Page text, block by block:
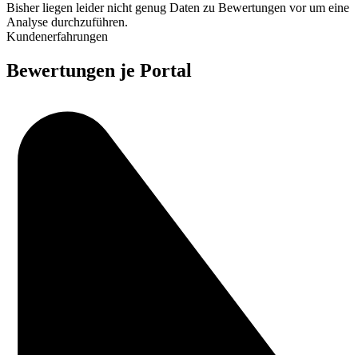
Bisher liegen leider nicht genug Daten zu Bewertungen vor um eine
Analyse durchzuführen.
Kundenerfahrungen
Bewertungen je Portal